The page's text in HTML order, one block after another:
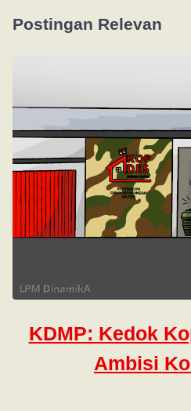
Postingan Relevan
KDMP: Kedok
Ambisi